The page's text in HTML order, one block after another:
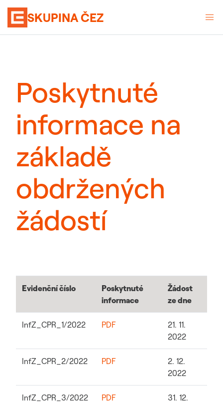
SKUPINA ČEZ
Poskytnuté
informace na
základě
obdržených
žádostí
Evidenční číslo
Poskytnuté
informace
Žádost
ze dne
InfZ_CPR_1/2022 PDF
21. 11.
2022
InfZ_CPR_2/2022 PDF
2. 12.
2022
InfZ_CPR_3/2022 PDF
31. 12.